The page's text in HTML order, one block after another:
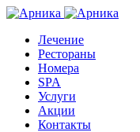
Лечение
Рестораны
Номера
SPA
Услуги
Акции
Контакты